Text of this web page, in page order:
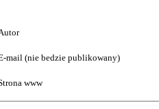
mail (nie bedzie publikowany)
www